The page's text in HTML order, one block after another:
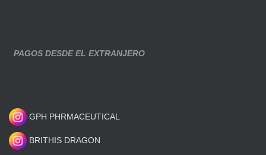
PAGOS DESDE EL EXTRANJERO
GPH PHRMACEUTICAL
BRITHIS DRAGON